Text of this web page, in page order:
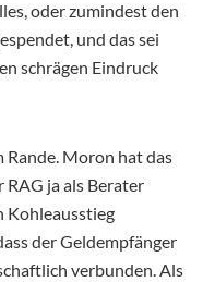
oder zumindest den
und das sei
schrägen Eindruck
Rande. Moron hat das
RAG ja als Berater
Kohleausstieg
der Geldempfänger
verbunden. Als